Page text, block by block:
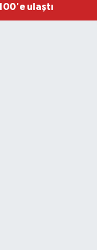
ulaştı